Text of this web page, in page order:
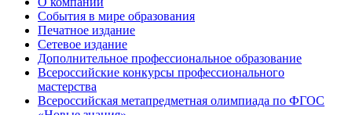
События в мире образования
Печатное издание
Сетевое издание
Дополнительное профессиональное образование
Всероссийские конкурсы профессионального
мастерства
Всероссийская метапредметная олимпиада по ФГОС